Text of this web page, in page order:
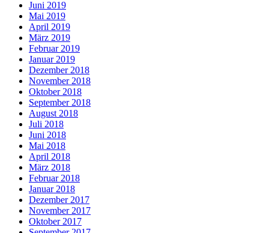
Juni 2019
Mai 2019
April 2019
März 2019
Februar 2019
Januar 2019
Dezember 2018
November 2018
Oktober 2018
September 2018
August 2018
Juli 2018
Juni 2018
Mai 2018
April 2018
März 2018
Februar 2018
Januar 2018
Dezember 2017
November 2017
Oktober 2017